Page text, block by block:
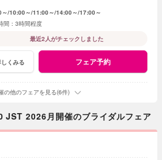
10:00～ 11:00～ 14:00～ 17:00～
3時間程度
最近2人がチェックしました
くみる フェア予約
の他のフェアを見る(6件)
2026月開催のブライダルフェア